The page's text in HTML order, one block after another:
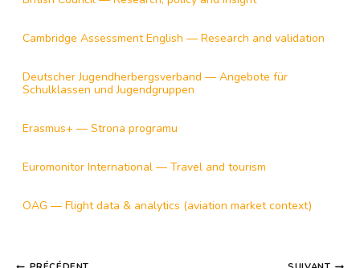
Cambridge Assessment English — Research and validation
Deutscher Jugendherbergsverband — Angebote für
Schulklassen und Jugendgruppen
Erasmus+ — Strona programu
Euromonitor International — Travel and tourism
OAG — Flight data & analytics (aviation market context)